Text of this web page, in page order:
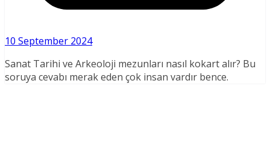
10 September 2024
Sanat Tarihi ve Arkeoloji mezunları nasıl kokart alır? Bu
soruya cevabı merak eden çok insan vardır bence.